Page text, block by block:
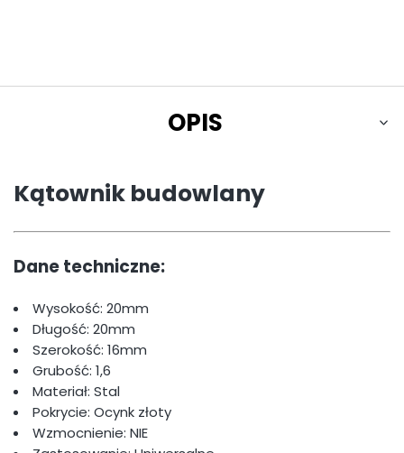
OPIS
Kątownik budowlany
Dane techniczne:
Wysokość: 20mm
Długość: 20mm
Szerokość: 16mm
Grubość: 1,6
Materiał: Stal
Pokrycie: Ocynk złoty
Wzmocnienie: NIE